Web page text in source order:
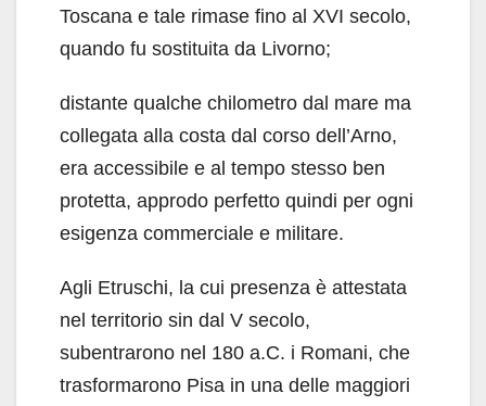
Toscana e tale rimase fino al XVI secolo,
quando fu sostituita da Livorno;
distante qualche chilometro dal mare ma
collegata alla costa dal corso dell’Arno,
era accessibile e al tempo stesso ben
protetta, approdo perfetto quindi per ogni
esigenza commerciale e militare.
Agli Etruschi, la cui presenza è attestata
nel territorio sin dal V secolo,
subentrarono nel 180 a.C. i Romani, che
trasformarono Pisa in una delle maggiori